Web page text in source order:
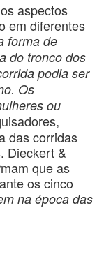
aspectos
em diferentes
forma de
do tronco dos
podia ser
Os
ou
das corridas
Dieckert &
que as
os cinco
na época das